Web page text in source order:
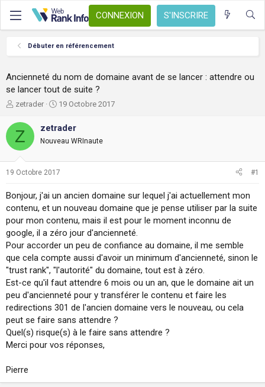
CONNEXION S'INSCRIRE
Débuter en référencement
Ancienneté du nom de domaine avant de se lancer : attendre ou
se lancer tout de suite ?
A
t
e
d
a
d
i
s
c
s
s
i
o
n
zetrader
D
t
d
d
u
t
19 Octobre 2017
Z zetrader
Nouveau WRInaute
19 Octobre 2017 #1
Bonjour, j'ai un ancien domaine sur lequel j'ai actuellement mon
contenu, et un nouveau domaine que je pense utiliser par la suite
pour mon contenu, mais il est pour le moment inconnu de
google, il a zéro jour d'ancienneté.
Pour accorder un peu de confiance au domaine, il me semble
que cela compte aussi d'avoir un minimum d'ancienneté, sinon le
"trust rank", "l'autorité" du domaine, tout est à zéro.
Est-ce qu'il faut attendre 6 mois ou un an, que le domaine ait un
peu d'ancienneté pour y transférer le contenu et faire les
redirections 301 de l'ancien domaine vers le nouveau, ou cela
peut se faire sans attendre ?
Quel(s) risque(s) à le faire sans attendre ?
Merci pour vos réponses,
Pierre